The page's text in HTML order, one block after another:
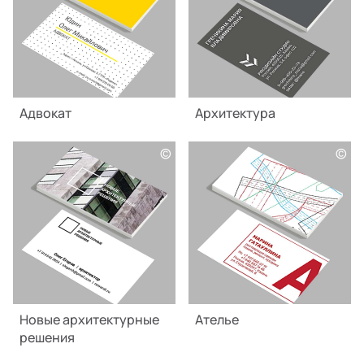
Адвокат Архитектура
©
Новые архитектурные
решения
©
Ателье